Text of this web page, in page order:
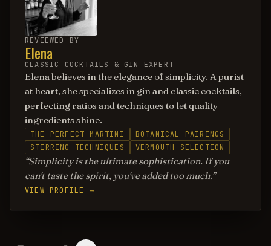
REVIEWED BY
Elena
CLASSIC COCKTAILS & GIN EXPERT
Elena believes in the elegance of simplicity. A purist
at heart, she specializes in gin and classic cocktails,
perfecting ratios and techniques to let quality
ingredients shine.
THE PERFECT MARTINI
BOTANICAL PAIRINGS
STIRRING TECHNIQUES
VERMOUTH SELECTION
Simplicity is the ultimate sophistication. If you
can't taste the spirit, you've added too much.
VIEW PROFILE →